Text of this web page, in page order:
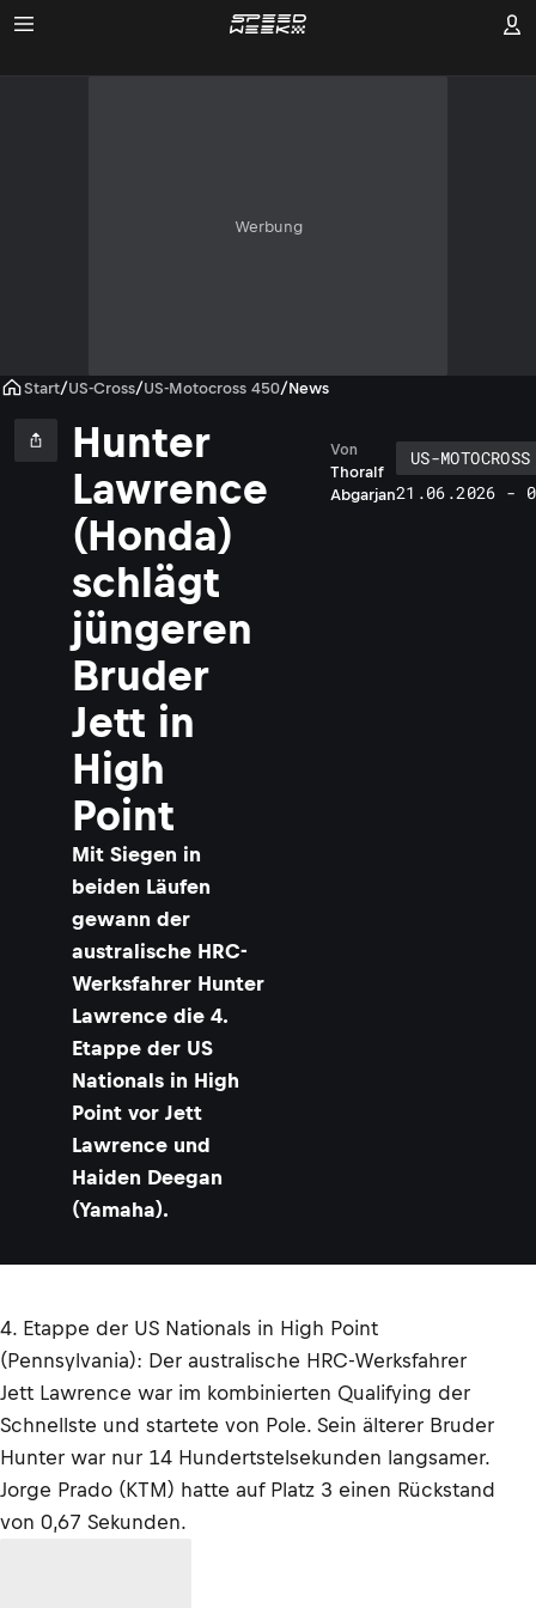
Werbung
Start/US-Cross/US-Motocross 450/News
Hunter
Lawrence
(Honda)
schlägt
jüngeren
Bruder
Jett in
High
Point
Mit Siegen in
beiden Läufen
gewann der
australische HRC-
Werksfahrer Hunter
Lawrence die 4.
Etappe der US
Nationals in High
Point vor Jett
Lawrence und
Haiden Deegan
(Yamaha).
Thoralf
Abgarjan
Von
US-
21.06.2026 -
4. Etappe der US Nationals in High Point
(Pennsylvania): Der australische HRC-Werksfahrer
Jett Lawrence war im kombinierten Qualifying der
Schnellste und startete von Pole. Sein älterer Bruder
Hunter war nur 14 Hundertstelsekunden langsamer.
Jorge Prado (KTM) hatte auf Platz 3 einen Rückstand
von 0,67 Sekunden.